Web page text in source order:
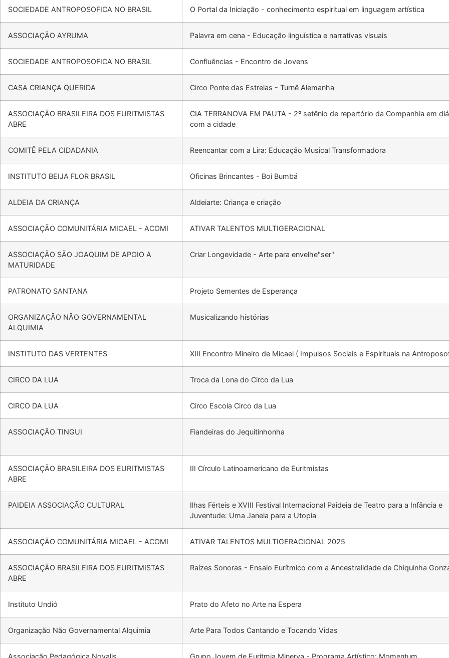
SOCIEDADE ANTROPOSOFICA NO BRASIL O Portal da Iniciação - conhecimento espiritual em linguagem artística
ASSOCIAÇÃO AYRUMA Palavra em cena - Educação linguística e narrativas visuais
SOCIEDADE ANTROPOSOFICA NO BRASIL Confluências - Encontro de Jovens
CASA CRIANÇA QUERIDA Circo Ponte das Estrelas - Turnê Alemanha
ASSOCIAÇÃO BRASILEIRA DOS EURITMISTAS
ABRE
CIA TERRANOVA EM PAUTA - 2º setênio de repertório da Companhia em
com a cidade
COMITÊ PELA CIDADANIA Reencantar com a Lira: Educação Musical Transformadora
INSTITUTO BEIJA FLOR BRASIL Oficinas Brincantes - Boi Bumbá
ALDEIA DA CRIANÇA Aldeiarte: Criança e criação
ASSOCIAÇÃO COMUNITÁRIA MICAEL - ACOMI ATIVAR TALENTOS MULTIGERACIONAL
ASSOCIAÇÃO SÃO JOAQUIM DE APOIO A
MATURIDADE
Criar Longevidade - Arte para envelhe"ser"
PATRONATO SANTANA Projeto Sementes de Esperança
ORGANIZAÇÃO NÃO GOVERNAMENTAL
ALQUIMIA
Musicalizando histórias
INSTITUTO DAS VERTENTES XIII Encontro Mineiro de Micael ( Impulsos Sociais e Espirituais na
CIRCO DA LUA Troca da Lona do Circo da Lua
CIRCO DA LUA Circo Escola Circo da Lua
ASSOCIAÇÃO TINGUI Fiandeiras do Jequitinhonha
ASSOCIAÇÃO BRASILEIRA DOS EURITMISTAS
ABRE
III Círculo Latinoamericano de Euritmistas
PAIDEIA ASSOCIAÇÃO CULTURAL
Ilhas Férteis e XVIII Festival Internacional Paideia de Teatro para a Infância e
Juventude: Uma Janela para a Utopia
ASSOCIAÇÃO COMUNITÁRIA MICAEL - ACOMI ATIVAR TALENTOS MULTIGERACIONAL 2025
ASSOCIAÇÃO BRASILEIRA DOS EURITMISTAS
ABRE
Raízes Sonoras - Ensaio Eurítmico com a Ancestralidade de Chiquinha
Instituto Undió Prato do Afeto no Arte na Espera
Organização Não Governamental Alquimia Arte Para Todos Cantando e Tocando Vidas